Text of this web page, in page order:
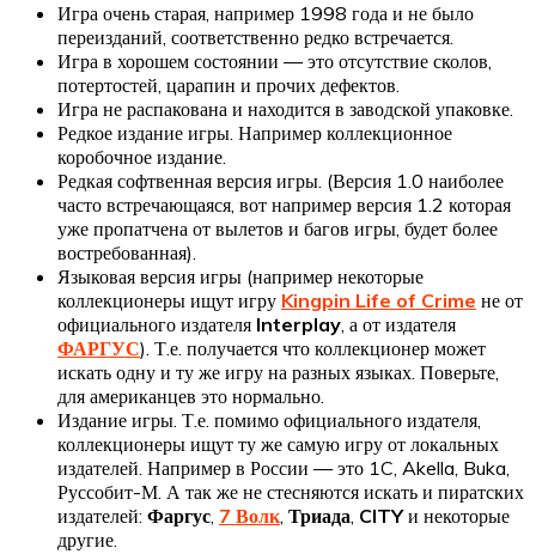
Игра очень старая, например 1998 года и не было
переизданий, соответственно редко встречается.
Игра в хорошем состоянии — это отсутствие сколов,
потертостей, царапин и прочих дефектов.
Игра не распакована и находится в заводской упаковке.
Редкое издание игры. Например коллекционное
коробочное издание.
Редкая софтвенная версия игры. (Версия 1.0 наиболее
часто встречающаяся, вот например версия 1.2 которая
уже пропатчена от вылетов и багов игры, будет более
востребованная).
Языковая версия игры (например некоторые
коллекционеры ищут игру Kingpin Life of Crime не от
официального издателя Interplay, а от издателя
ФАРГУС). Т.е. получается что коллекционер может
искать одну и ту же игру на разных языках. Поверьте,
для американцев это нормально.
Издание игры. Т.е. помимо официального издателя,
коллекционеры ищут ту же самую игру от локальных
издателей. Например в России — это 1C, Akella, Buka,
Руссобит-М. А так же не стесняются искать и пиратских
издателей: Фаргус, 7 Волк, Триада, CITYи некоторые
другие.